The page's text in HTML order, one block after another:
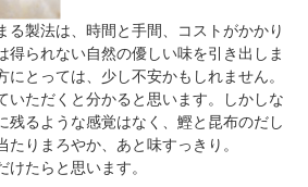
る製法は、時間と手間、コストがかかり
得られない自然の優しい味を引き出しま
にとっては、少し不安かもしれません。
いただくと分かると思います。しかしな
残るような感覚はなく、鰹と昆布のだし
たりまろやか、あと味すっきり。
たらと思います。